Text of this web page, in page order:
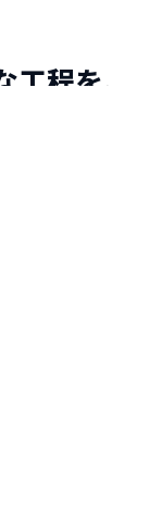
程を、